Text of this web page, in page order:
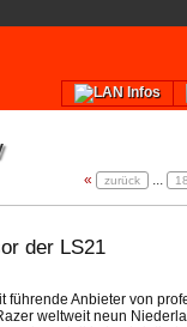
LAN Infos
« zurück ... 18
der LS21
führende Anbieter von
weltweit neun